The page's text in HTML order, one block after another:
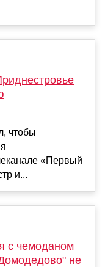
чтобы
«Первый
и...
с чемоданом
не